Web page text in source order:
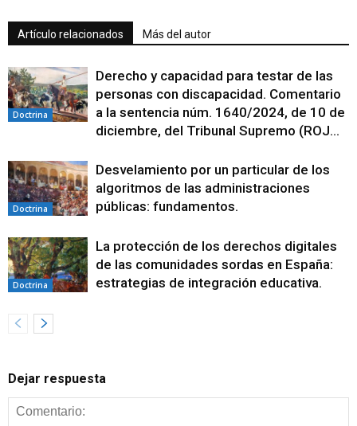
Artículo relacionados Más del autor
Doctrina
Derecho y capacidad para testar de las
personas con discapacidad. Comentario
a la sentencia núm. 1640/2024, de 10 de
diciembre, del Tribunal Supremo (ROJ...
Doctrina
Desvelamiento por un particular de los
algoritmos de las administraciones
públicas: fundamentos.
Doctrina
La protección de los derechos digitales
de las comunidades sordas en España:
estrategias de integración educativa.
Dejar respuesta